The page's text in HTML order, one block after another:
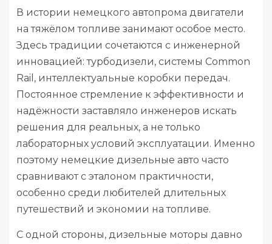
В истории немецкого автопрома двигатели
на тяжёлом топливе занимают особое место.
Здесь традиции сочетаются с инженерной
инновацией: турбодизели, системы Common
Rail, интеллектуальные коробки передач.
Постоянное стремление к эффективности и
надёжности заставляло инженеров искать
решения для реальных, а не только
лабораторных условий эксплуатации. Именно
поэтому немецкие дизельные авто часто
сравнивают с эталоном практичности,
особенно среди любителей длительных
путешествий и экономии на топливе.
С одной стороны, дизельные моторы давно